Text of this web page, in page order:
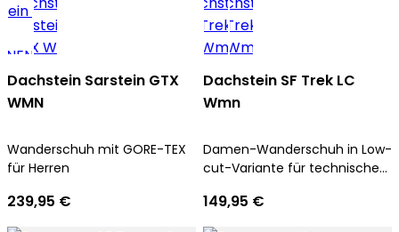
Dachstein Sarstein GTX
WMN
Wanderschuh mit GORE-TEX
für Herren
239,95 €
Dachstein SF Trek LC
Wmn
Damen-Wanderschuh in Low-
cut-Variante für technische
149,95 €